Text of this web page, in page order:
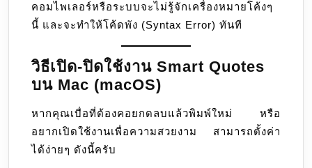
คอมไพเลอร์หรือระบบจะไม่รู้จักเครื่องหมายโค้งๆ
นี้ และจะทำให้โค้ดพัง (Syntax Error) ทันที
วิธีเปิด-ปิดใช้งาน Smart Quotes
บน Mac (macOS)
หากคุณเบื่อที่ต้องคอยกดลบแล้วพิมพ์ใหม่ หรือ
อยากเปิดใช้งานเพื่อความสวยงาม สามารถตั้งค่า
ได้ง่ายๆ ดังนี้ครับ